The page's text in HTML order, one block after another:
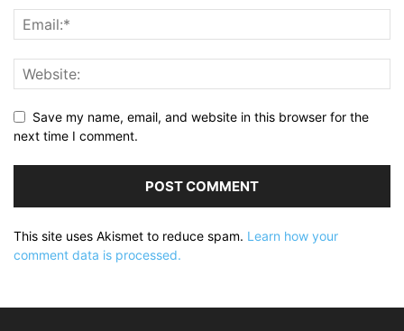
Save my name, email, and website in this browser for the
next time I comment.
This site uses Akismet to reduce spam. Learn how your
comment data is processed.